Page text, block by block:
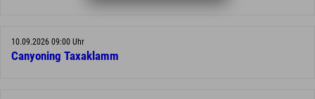
10.09.2026 09:00 Uhr
Canyoning Taxaklamm